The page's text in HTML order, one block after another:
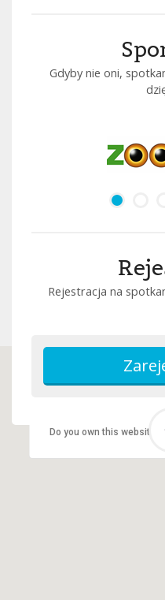
Gdyby nie oni,
Rejestracja na
Do you own this website?